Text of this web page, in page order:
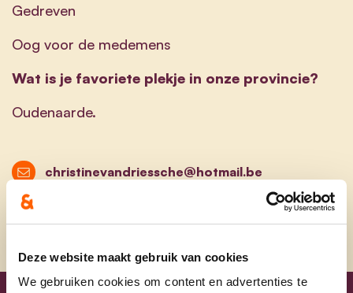
Deze website maakt gebruik van cookies
We gebruiken cookies om content en advertenties te
Gedreven
Oog voor de medemens
Wat is je favoriete plekje in onze provincie?
Oudenaarde.
christinevandriessche@hotmail.be